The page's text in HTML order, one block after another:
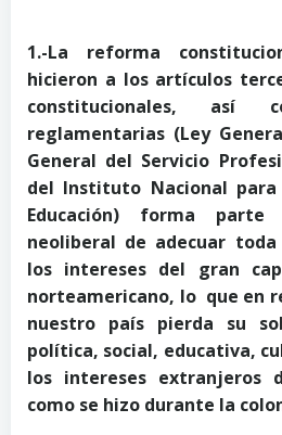
1.-La reforma
hicieron a los artículos
constitucionales, así
reglamentarias (Ley
General del Servicio
del Instituto Nacional para
Educación) forma
neoliberal de adecuar
los intereses del gran
norteamericano, lo que en
nuestro país pierda su
política, social, educativa,
los intereses extranjeros
como se hizo durante la